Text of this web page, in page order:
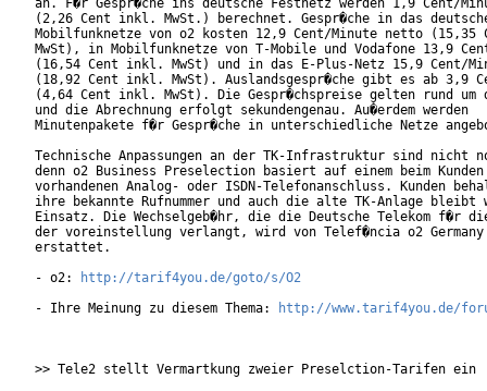
an. F�r Gespr�che ins deutsche Festnetz werden 1,9 Cent/
(2,26 Cent inkl. MwSt.) berechnet. Gespr�che in das
Mobilfunknetze von o2 kosten 12,9 Cent/Minute netto
MwSt), in Mobilfunknetze von T-Mobile und Vodafone 13,9
(16,54 Cent inkl. MwSt) und in das E-Plus-Netz 15,9 Cent/
(18,92 Cent inkl. MwSt). Auslandsgespr�che gibt es ab 3,9
(4,64 Cent inkl. MwSt). Die Gespr�chspreise gelten rund um
und die Abrechnung erfolgt sekundengenau. Au�erdem werden
Minutenpakete f�r Gespr�che in unterschiedliche
Technische Anpassungen an der TK-Infrastruktur sind nicht
denn o2 Business Preselection basiert auf einem beim
vorhandenen Analog- oder ISDN-Telefonanschluss. Kunden
ihre bekannte Rufnummer und auch die alte TK-Anlage bleibt
Einsatz. Die Wechselgeb�hr, die die Deutsche Telekom f�r
der voreinstellung verlangt, wird von Telef�ncia o2 Germany
erstattet.
- o2:
http://tarif4you.de/goto/s/O2
- Ihre Meinung zu diesem Thema:
http://www.tarif4you.de/
>> Tele2 stellt Vermartkung zweier Preselction-Tarifen ein